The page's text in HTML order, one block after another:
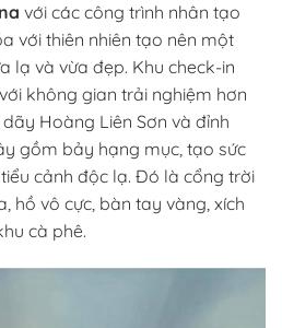
với các công trình nhân tạo
với thiên nhiên tạo nên một
lạ và vừa đẹp. Khu check-in
không gian trải nghiệm hơn
Hoàng Liên Sơn và đỉnh
gồm bảy hạng mục, tạo sức
cảnh độc lạ. Đó là cổng trời
hồ vô cực, bàn tay vàng, xích
cà phê.